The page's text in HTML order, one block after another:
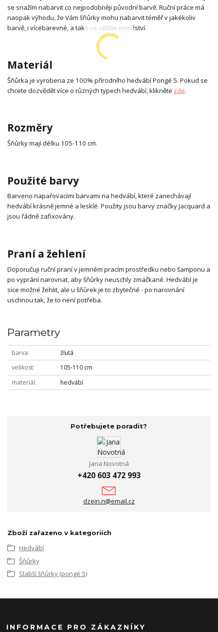
se snažím nabarvit co nejpodobněji původní barvě. Ruční práce má
naopak výhodu, že Vám šňůrky mohu nabarvit téměř v jakékoliv
barvě, i vícebarevné, a také ve větším množství.
Materiál
Šňůrka je vyrobena ze 100% přírodního hedvábí Pongé 5. Pokud se
chcete dozvědět více o různých typech hedvábí, klikněte zde.
Rozměry
Šňůrky mají délku 105-110 cm.
Použité barvy
Barveno napařovacími barvami na hedvábí, které zanechávají
hedvábí krásně jemné a lesklé. Použity jsou barvy značky Jacquard a
jsou řádně zafixovány.
Praní a žehlení
Doporučuji ruční praní v jemném pracím prostředku nebo šamponu a
po vyprání narovnat, aby šňůrky neuschly zmačkané. Hedvábí je
sice možné žehlit, ale u šňůrek je to zbytečné - po narovnání
uschnou tak, že to není potřeba.
Parametry
barva
žlutá
velikost
105-110 cm
materiál
hedvábí
Potřebujete poradit?
Jana Novotná
+420 603 472 993
dzejn.n@email.cz
Zboží zařazeno v kategoriích
Hedvábí
Šňůrky
Slabší šňůrky (pongé 5)
INFORMACE PRO ZÁKAZNÍKY